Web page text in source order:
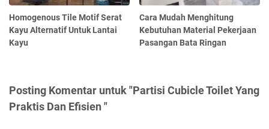
Homogenous Tile Motif Serat
Kayu Alternatif Untuk Lantai
Kayu
Cara Mudah Menghitung
Kebutuhan Material Pekerjaan
Pasangan Bata Ringan
Posting Komentar untuk "Partisi Cubicle Toilet Yang
Praktis Dan Efisien "